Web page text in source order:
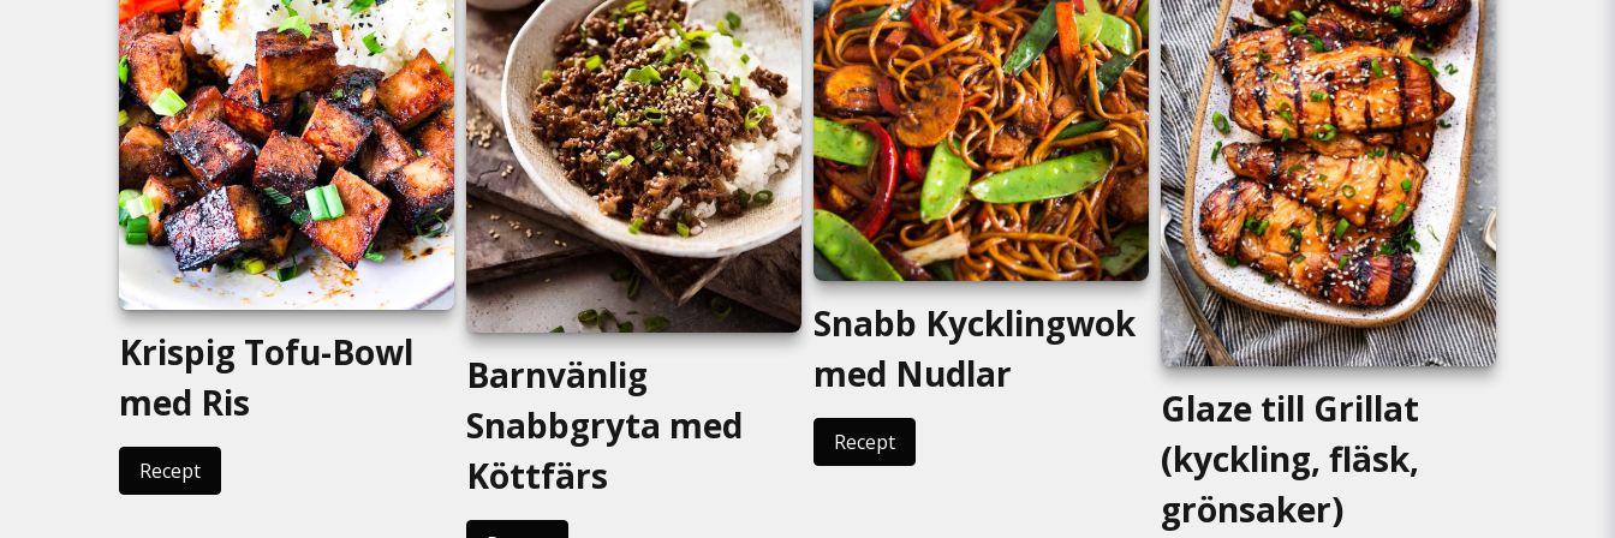
Krispig Tofu-Bowl
med Ris
Recept
Barnvänlig
Snabbgryta med
Köttfärs
Snabb Kycklingwok
med Nudlar
Recept
Glaze till Grillat
(kyckling, fläsk,
grönsaker)